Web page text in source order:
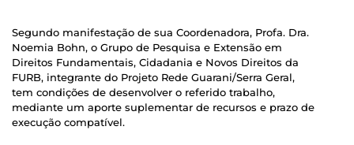
Segundo manifestação de sua Coordenadora, Profa. Dra.
Noemia Bohn, o Grupo de Pesquisa e Extensão em
Direitos Fundamentais, Cidadania e Novos Direitos da
FURB, integrante do Projeto Rede Guarani/Serra Geral,
tem condições de desenvolver o referido trabalho,
mediante um aporte suplementar de recursos e prazo de
execução compatível.